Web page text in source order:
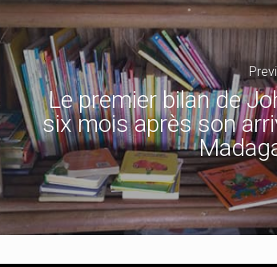
Le premier bilan de
six mois après son